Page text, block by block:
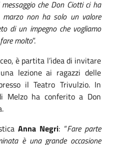
che Don Ciotti ci ha
non ha solo un valore
di un impegno che vogliamo
molto”.
è partita l’idea di invitare
lezione ai ragazzi delle
il Teatro Trivulzio. In
Melzo ha conferito a Don
Anna Negri: “Fare parte
è una grande occasione